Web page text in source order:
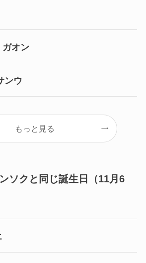
オン
ンウ
もっと見る
ソクと同じ誕生日（11月6